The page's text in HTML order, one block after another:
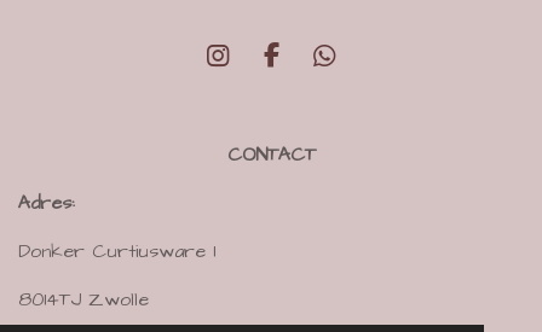
I
F
b
W
CONTACT
Adres:
Donker Curtiusware 1
8014TJ Zwolle